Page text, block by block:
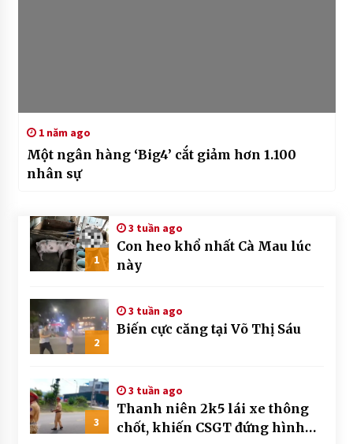
1 năm ago
Một ngân hàng ‘Big4’ cắt giảm hơn 1.100
nhân sự
1
3 tuần ago
Con heo khổ nhất Cà Mau lúc
này
2
3 tuần ago
Biến cực căng tại Võ Thị Sáu
3
3 tuần ago
Thanh niên 2k5 lái xe thông
chốt, khiến CSGT đứng hình